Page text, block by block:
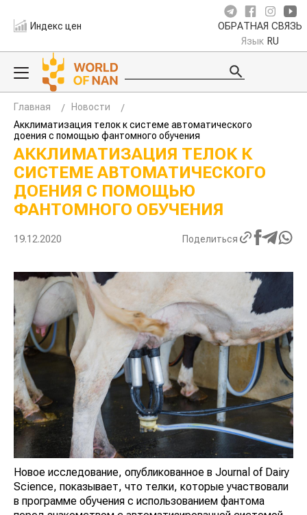
Индекс цен ОБРАТНАЯ СВЯЗЬ
Язык RU
Главная
Новости
Акклиматизация телок к системе автоматического
доения с помощью фантомного обучения
АККЛИМАТИЗАЦИЯ ТЕЛОК К
СИСТЕМЕ АВТОМАТИЧЕСКОГО
ДОЕНИЯ С ПОМОЩЬЮ
ФАНТОМНОГО ОБУЧЕНИЯ
19.12.2020 Поделиться
Новое исследование, опубликованное в Journal of Dairy
Science, показывает, что телки, которые участвовали
в программе обучения с использованием фантома